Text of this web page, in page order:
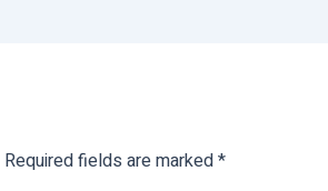
Required fields are marked*